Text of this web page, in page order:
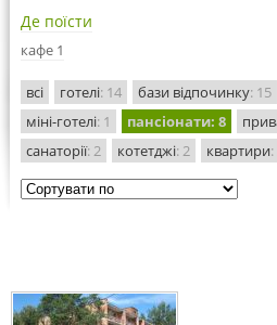
Де поїсти
кафе 1
всі готелі: 14 бази відпочинку: 15
міні-готелі: 1 пансіонати: 8
санаторії: 2 котетджі: 2 квартири